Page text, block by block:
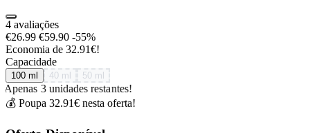
4 avaliações
€26.99 €59.90 -55%
Economia de 32.91€!
Capacidade
100 ml 40 ml 50 ml
Apenas 3 unidades restantes!
💰 Poupa 32.91€ nesta oferta!